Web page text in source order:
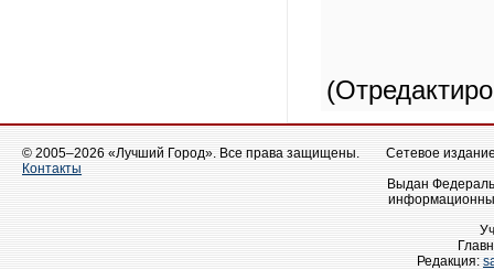
© 2005–2026 «Лучший Город». Все права защищены.
Контакты
Сетевое
Выдан
Редакция: